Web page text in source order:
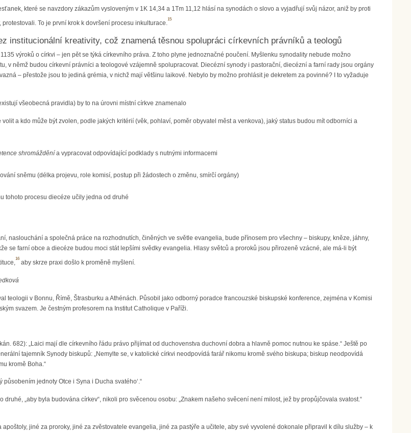
které se navzdory zákazům vysloveným v 1K 14,34 a 1Tm 11,12 hlásí na synodách o slovo a vyjadřují svůj názor, aniž by proti
To je první krok k dovršení procesu inkulturace.
15
institucionální kreativity, což znamená těsnou spolupráci církevních právníků a teologů
výroků o církvi – jen pět se týká církevního práva. Z toho plyne jednoznačné poučení. Myšlenku synodality nebude možno
v němž budou církevní právníci a teologové vzájemně spolupracovat. Diecézní synody i pastorační, diecézní a farní rady jsou orgány
– přestože jsou to jediná grémia, v nichž mají většinu laikové. Nebylo by možno prohlásit je dekretem za povinné? I to vyžaduje
všeobecná pravidla) by to na úrovni místní církve znamenalo
a kdo může být zvolen, podle jakých kritérií (věk, pohlaví, poměr obyvatel měst a venkova), jaký status budou mít odborníci a
shromážděnía vypracovat odpovídající podklady s nutnými informacemi
sněmu (délka projevu, role komisí, postup při žádostech o změnu, smírčí orgány)
tohoto procesu diecéze učily jedna od druhé
naslouchání a společná práce na rozhodnutích, činěných ve světle evangelia, bude přínosem pro všechny – biskupy, kněze, jáhny,
se farní obce a diecéze budou moci stát lepšími svědky evangelia. Hlasy světců a proroků jsou přirozeně vzácné, ale má-li být
16
aby skrze praxi došlo k proměně myšlení.
teologii v Bonnu, Římě, Štrasburku a Athénách. Působil jako odborný poradce francouzské biskupské konference, zejména v Komisi
svazem. Je čestným profesorem na Institut Catholique v Paříži.
682): „Laici mají dle církevního řádu právo přijímat od duchovenstva duchovní dobra a hlavně pomoc nutnou ke spáse.“ Ještě po
tajemník Synody biskupů: „Nemylte se, v katolické církvi neodpovídá farář nikomu kromě svého biskupa; biskup neodpovídá
kromě Boha.“
jednoty Otce i Syna i Ducha svatého‘.“
druhé, „aby byla budována církev“, nikoli pro svěcenou osobu: „Znakem našeho svěcení není milost, jež by propůjčovala svatost.“
jiné za proroky, jiné za zvěstovatele evangelia, jiné za pastýře a učitele, aby své vyvolené dokonale připravil k dílu služby – k